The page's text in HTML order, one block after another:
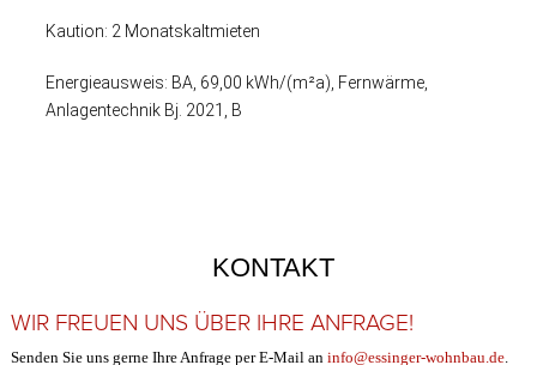
Kaution: 2 Monatskaltmieten
Energieausweis: BA, 69,00 kWh/(m²a), Fernwärme,
Anlagentechnik Bj. 2021, B
KONTAKT
WIR FREUEN UNS ÜBER IHRE ANFRAGE!
Senden Sie uns gerne Ihre Anfrage per E-Mail an info@essinger-wohnbau.de.